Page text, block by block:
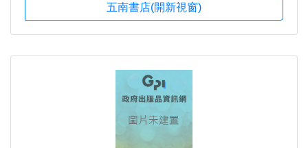
五南書店(開新視窗)